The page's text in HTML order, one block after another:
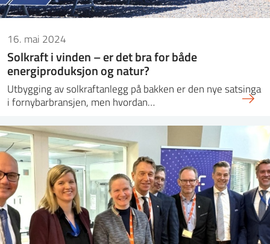
16. mai 2024
Solkraft i vinden – er det bra for både
energiproduksjon og natur?
Utbygging av solkraftanlegg på bakken er den nye satsinga
i fornybarbransjen, men hvordan…